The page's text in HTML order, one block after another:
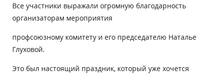
Все участники выражали огромную благодарность
организаторам мероприятия
профсоюзному комитету и его председателю Наталье
Глуховой.
Это был настоящий праздник, который уже хочется